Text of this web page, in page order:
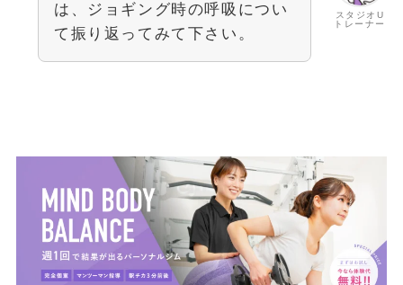
スタジオU
トレーナー
は、ジョギング時の呼吸につい
て振り返ってみて下さい。